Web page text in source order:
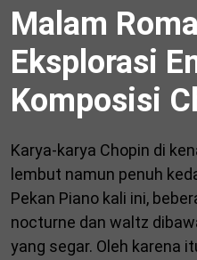
Malam
Eksplorasi
Komposisi
Karya-karya Chopin di
lembut namun penuh
Pekan Piano kali ini,
nocturne dan waltz
yang segar. Oleh karena